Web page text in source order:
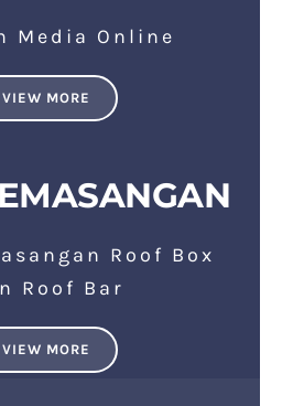
Media Online
VIEW MORE
Roof Box
Roof Bar
VIEW MORE